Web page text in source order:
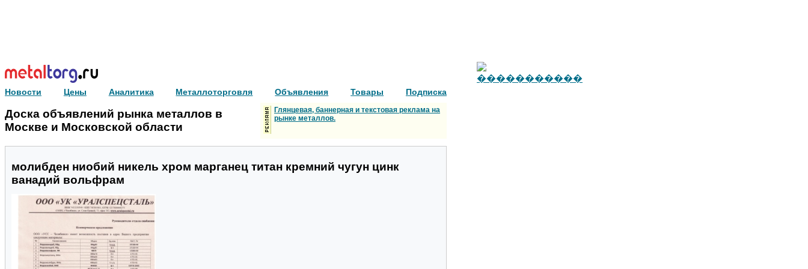
Новости Цены Аналитика Металлоторговля Объявления Товары Подписка
Доска объявлений рынка металлов в
Москве и Московской области
Глянцевая, баннерная и текстовая реклама на
рынке металлов.
молибден ниобий никель хром марганец титан кремний чугун цинк
ванадий вольфрам